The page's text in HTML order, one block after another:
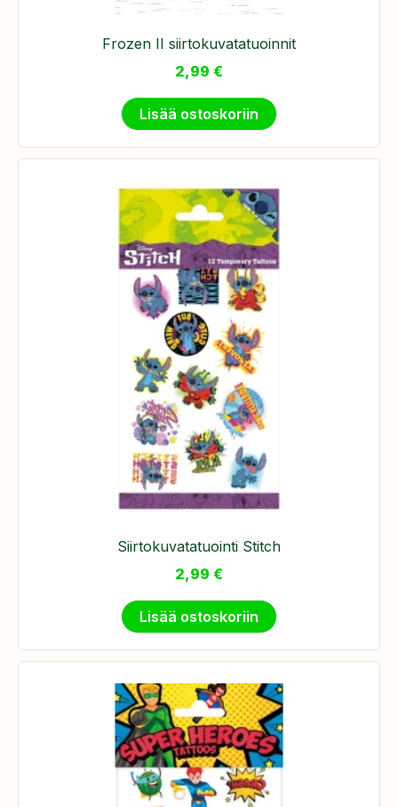
Frozen II siirtokuvatatuoinnit
2,99 €
Lisää ostoskoriin
Siirtokuvatatuointi Stitch
2,99 €
Lisää ostoskoriin